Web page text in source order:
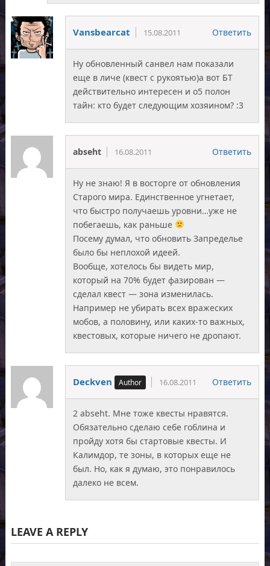
Vansbearcat 15.08.2011 Ответить
Ну обновленный санвел нам показали
еще в личе (квест с рукоятью)а вот БТ
действительно интересен и о5 полон
тайн: кто будет следующим хозяином? :3
abseht 16.08.2011 Ответить
Ну не знаю! Я в восторге от обновления
Старого мира. Единственное угнетает,
что быстро получаешь уровни…уже не
побегаешь, как раньше
Посему думал, что обновить Запределье
было бы неплохой идеей.
Вообще, хотелось бы видеть мир,
который на 70% будет фазирован —
сделал квест — зона изменилась.
Например не убирать всех вражеских
мобов, а половину, или каких-то важных,
квестовых, которые ничего не дропают.
Deckven 16.08.2011 Ответить
2 abseht. Мне тоже квесты нравятся.
Обязательно сделаю себе гоблина и
пройду хотя бы стартовые квесты. И
Калимдор, те зоны, в которых еще не
был. Но, как я думаю, это понравилось
далеко не всем.
LEAVE A REPLY